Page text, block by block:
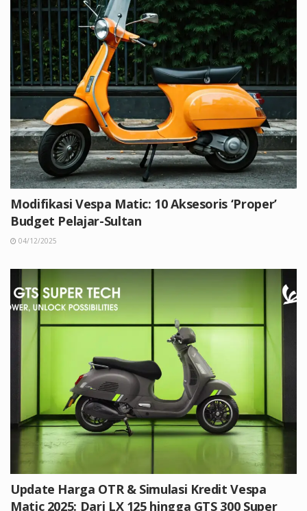
Modifikasi Vespa Matic: 10 Aksesoris ‘Proper’
Budget Pelajar-Sultan
04/12/2025
Update Harga OTR & Simulasi Kredit Vespa
Matic 2025: Dari LX 125 hingga GTS 300 Super